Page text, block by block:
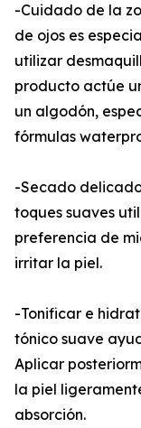
-Cuidado de la
de ojos es
utilizar
producto actúe
un algodón,
fórmulas
-Secado
toques suaves
preferencia de
irritar la piel.
-Tonificar e
tónico suave
Aplicar
la piel
absorción.